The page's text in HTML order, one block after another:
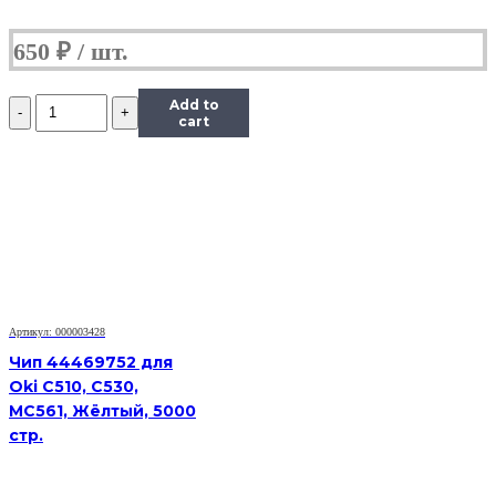
650 ₽
Количество
Чип
Bk,
7,2K
Add to
cart
Артикул: 000003428
Чип 44469752 для
Oki C510, C530,
MC561, Жёлтый, 5000
стр.